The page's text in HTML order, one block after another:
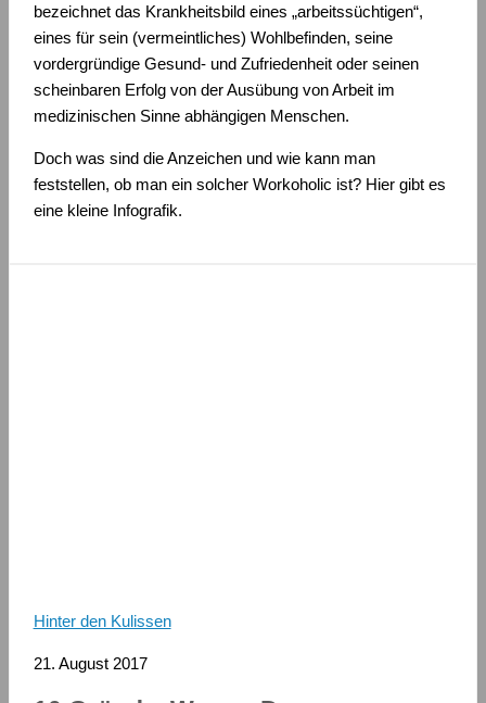
bezeichnet das Krankheitsbild eines „arbeitssüchtigen“,
eines für sein (vermeintliches) Wohlbefinden, seine
vordergründige Gesund- und Zufriedenheit oder seinen
scheinbaren Erfolg von der Ausübung von Arbeit im
medizinischen Sinne abhängigen Menschen.
Doch was sind die Anzeichen und wie kann man
feststellen, ob man ein solcher Workoholic ist? Hier gibt es
eine kleine Infografik.
Hinter den Kulissen
21. August 2017